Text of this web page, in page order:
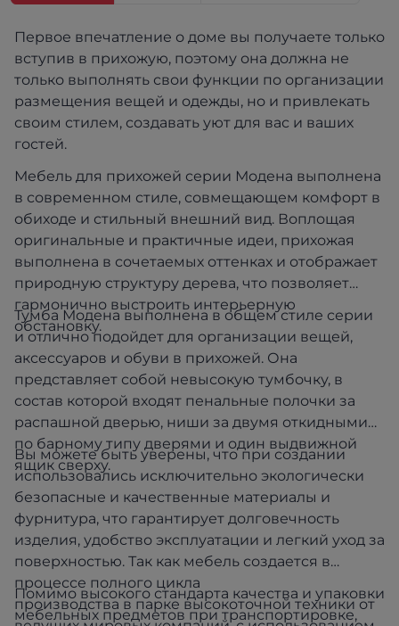
Первое впечатление о доме вы получаете только
вступив в прихожую, поэтому она должна не
только выполнять свои функции по организации
размещения вещей и одежды, но и привлекать
своим стилем, создавать уют для вас и ваших
гостей.
Мебель для прихожей серии Модена выполнена
в современном стиле, совмещающем комфорт в
обиходе и стильный внешний вид. Воплощая
оригинальные и практичные идеи, прихожая
выполнена в сочетаемых оттенках и отображает
природную структуру дерева, что позволяет
гармонично выстроить интерьерную
обстановку.
Тумба Модена выполнена в общем стиле серии
и отлично подойдет для организации вещей,
аксессуаров и обуви в прихожей. Она
представляет собой невысокую тумбочку, в
состав которой входят пенальные полочки за
распашной дверью, ниши за двумя откидными
по барному типу дверями и один выдвижной
ящик сверху.
Вы можете быть уверены, что при создании
использовались исключительно экологически
безопасные и качественные материалы и
фурнитура, что гарантирует долговечность
изделия, удобство эксплуатации и легкий уход за
поверхностью. Так как мебель создается в
процессе полного цикла
производства в парке высокоточной техники от
Помимо высокого стандарта качества и упаковки
мебельных предметов при транспортировке,